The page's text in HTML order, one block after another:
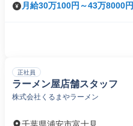
月給30万100円～43万8000円
正社員
ラーメン屋店舗スタッフ
株式会社くるまやラーメン